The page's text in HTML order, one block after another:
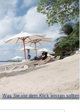
Was Sie vor dem Klick wissen sollten